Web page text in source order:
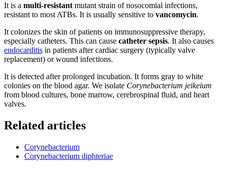
It is a multi-resistant mutant strain of nosocomial infections,
resistant to most ATBs. It is usually sensitive to vancomycin.
It colonizes the skin of patients on immunosuppressive therapy,
especially catheters. This can cause catheter sepsis. It also causes
endocarditis in patients after cardiac surgery (typically valve
replacement) or wound infections.
It is detected after prolonged incubation. It forms gray to white
colonies on the blood agar. We isolate Corynebacterium jeikeium
from blood cultures, bone marrow, cerebrospinal fluid, and heart
valves.
Related articles
Corynebacterium
Corynebacterium diphteriae